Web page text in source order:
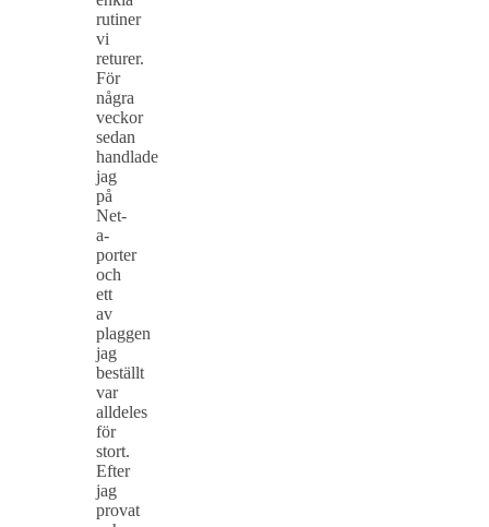
rutiner
vi
returer.
För
några
veckor
sedan
handlade
jag
på
Net-
a-
porter
och
ett
av
plaggen
jag
beställt
var
alldeles
för
stort.
Efter
jag
provat